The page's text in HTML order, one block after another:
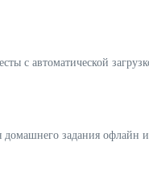
с автоматической
задания офлайн